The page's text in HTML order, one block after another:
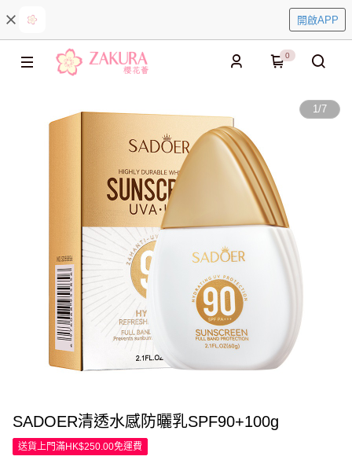
開啟APP
0
1/7
SADOER清透水感防曬乳SPF90+100g
送貨上門滿HK$250.00免運費